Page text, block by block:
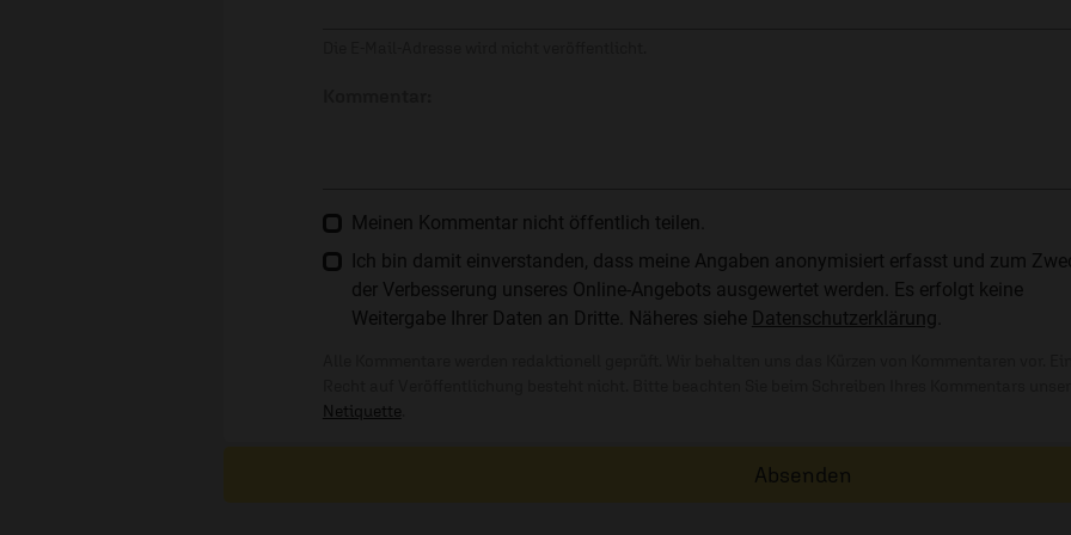
Meinen Kommentar nicht öffentlich teilen.
Ich bin damit einverstanden, dass meine Angaben anonymisiert erfasst und zum
der Verbesserung unseres Online-Angebots ausgewertet werden. Es erfolgt keine
Weitergabe Ihrer Daten an Dritte. Näheres siehe Datenschutzerklärung
Netiquette
Absenden